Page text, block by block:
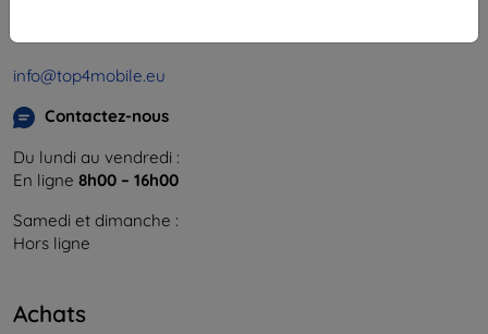
info@top4mobile.eu
Contactez-nous
Du lundi au vendredi :
En ligne 8h00 – 16h00
Samedi et dimanche :
Hors ligne
Achats